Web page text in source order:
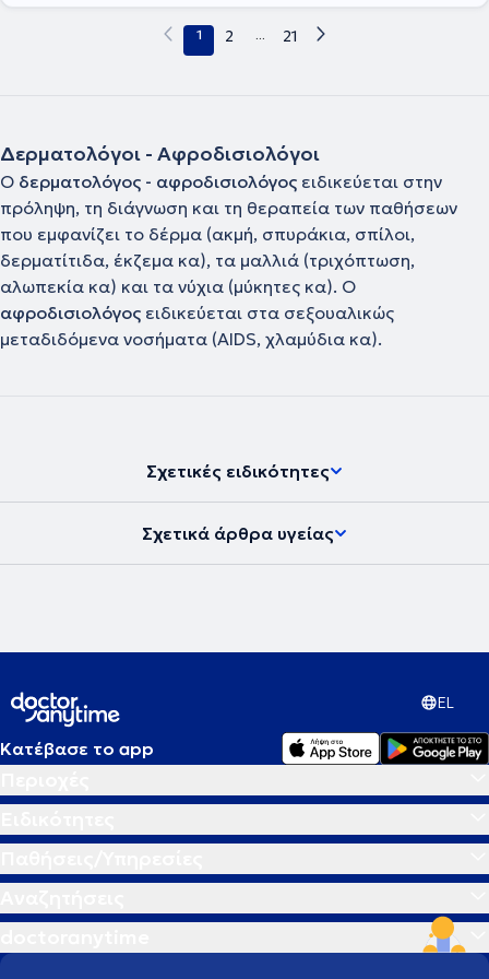
1 2 ... 21
Δερματολόγοι - Αφροδισιολόγοι
Ο δερματολόγος - αφροδισιολόγος ειδικεύεται στην
πρόληψη, τη διάγνωση και τη θεραπεία των παθήσεων
που εμφανίζει το δέρμα (ακμή, σπυράκια, σπίλοι,
δερματίτιδα, έκζεμα κα), τα μαλλιά (τριχόπτωση,
αλωπεκία κα) και τα νύχια (μύκητες κα). Ο
αφροδισιολόγος ειδικεύεται στα σεξουαλικώς
μεταδιδόμενα νοσήματα (AIDS, χλαμύδια κα).
Σχετικές ειδικότητες
Σχετικά άρθρα υγείας
EL
Κατέβασε το app